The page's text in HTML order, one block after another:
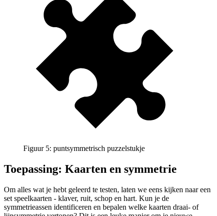
Figuur 5: puntsymmetrisch puzzelstukje
Toepassing: Kaarten en symmetrie
Om alles wat je hebt geleerd te testen, laten we eens kijken naar een
set speelkaarten - klaver, ruit, schop en hart. Kun je de
symmetrieassen identificeren en bepalen welke kaarten draai- of